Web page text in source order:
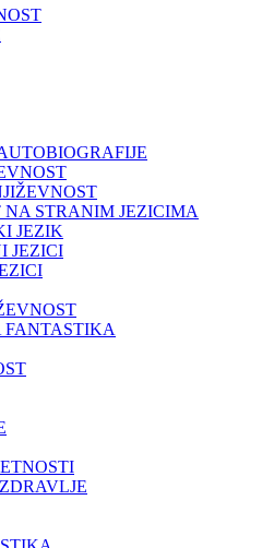
STRANIM JEZICIMA
JEZIK
JEZICI